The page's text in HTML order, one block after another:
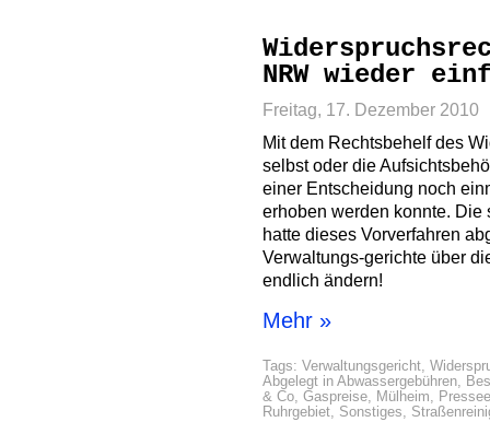
NRW wieder
Freitag, 17. Dezember 2010
Mit dem Rechtsbehelf des
selbst oder die
einer Entscheidung noch
erhoben werden konnte.
hatte dieses Vorverfahren
Verwaltungs-gerichte über
endlich ändern!
Mehr »
Tags: Verwaltungsgericht,
Abgelegt in Abwassergebühren,
& Co, Gaspreise, Mülheim,
Ruhrgebiet, Sonstiges,